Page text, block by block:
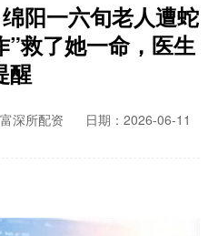
阳一六旬老人遭蛇
”救了她一命，医生
醒
深所配资
日期：2026-06-11